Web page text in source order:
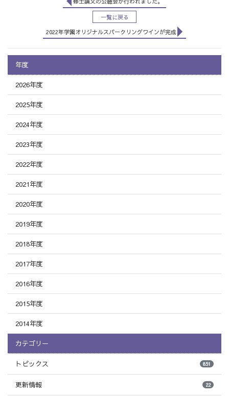
一覧に戻る
2022年学園オリジナルスパークリングワインが完成
年度
2026年度
2025年度
2024年度
2023年度
2022年度
2021年度
2020年度
2019年度
2018年度
2017年度
2016年度
2015年度
2014年度
カテゴリー
トピックス 851
更新情報 22